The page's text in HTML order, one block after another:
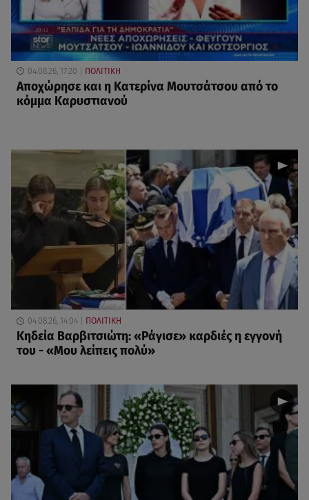
04.08.26, 17:20 ΠΟΛΙΤΙΚΗ
Αποχώρησε και η Κατερίνα Μουτσάτσου από το
κόμμα Καρυστιανού
04.08.26, 14:04 ΠΟΛΙΤΙΚΗ
Κηδεία Βαρβιτσιώτη: «Ράγισε» καρδιές η εγγονή
του - «Μου λείπεις πολύ»